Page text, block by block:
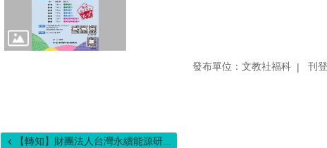
發布單位：文教社福科 刊
【轉知】財團法人台灣永續能源研...